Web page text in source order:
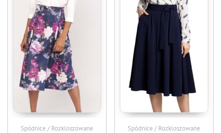
Spódnice / Rozkloszowane Spódnice / Rozkloszowane